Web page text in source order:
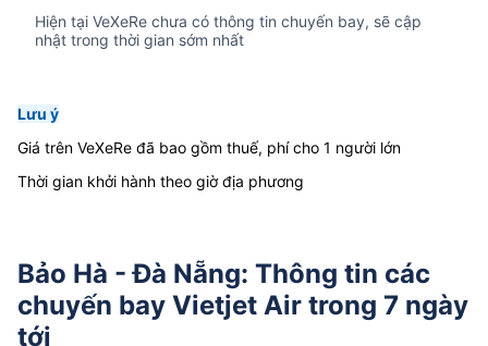
Hiện tại VeXeRe chưa có thông tin chuyến bay, sẽ cập
nhật trong thời gian sớm nhất
Lưu ý
Giá trên VeXeRe đã bao gồm thuế, phí cho 1 người lớn
Thời gian khởi hành theo giờ địa phương
Bảo Hà - Đà Nẵng: Thông tin các
chuyến bay Vietjet Air trong 7 ngày
tới